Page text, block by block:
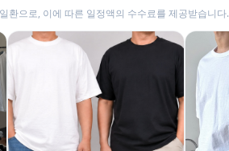
환으로, 이에 따른 일정액의 수수료를 제공받습니다.